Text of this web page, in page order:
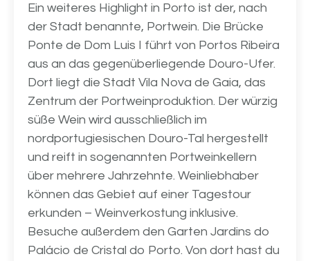
Ein weiteres Highlight in Porto ist der, nach
der Stadt benannte, Portwein. Die Brücke
Ponte de Dom Luis I führt von Portos Ribeira
aus an das gegenüberliegende Douro-Ufer.
Dort liegt die Stadt Vila Nova de Gaia, das
Zentrum der Portweinproduktion. Der würzig
süße Wein wird ausschließlich im
nordportugiesischen Douro-Tal hergestellt
und reift in sogenannten Portweinkellern
über mehrere Jahrzehnte. Weinliebhaber
können das Gebiet auf einer Tagestour
erkunden – Weinverkostung inklusive.
Besuche außerdem den Garten Jardins do
Palácio de Cristal do Porto. Von dort hast du